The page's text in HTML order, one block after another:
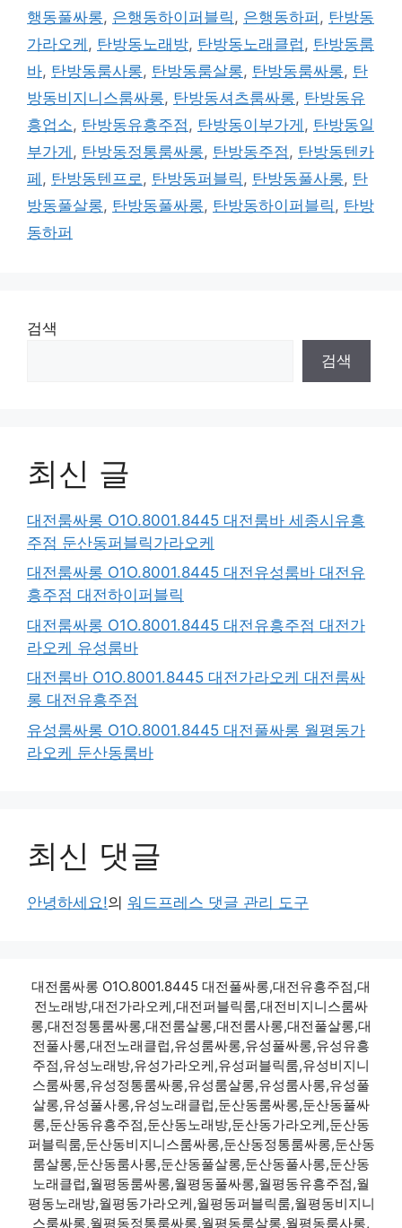
행동풀싸롱, 은행동하이퍼블릭 , 은행동하퍼 , 탄방동
가라오케 , 탄방동노래방, 탄방동노래클럽 , 탄방동룸
바, 탄방동룸사롱, 탄방동룸살롱, 탄방동룸싸롱, 탄
방동비지니스룸싸롱, 탄방동셔츠룸싸롱, 탄방동유
흥업소, 탄방동유흥주점 , 탄방동이부가게 , 탄방동일
부가게 , 탄방동정통룸싸롱, 탄방동주점 , 탄방동텐카
페 , 탄방동텐프로 , 탄방동퍼블릭 , 탄방동풀사롱, 탄
방동풀살롱, 탄방동풀싸롱, 탄방동하이퍼블릭 , 탄방
동하퍼
검색
검색
최신 글
대전룸싸롱 O1O.8001.8445 대전룸바 세종시유흥
주점 둔산동퍼블릭가라오케
대전룸싸롱 O1O.8001.8445 대전유성룸바 대전유
흥주점 대전하이퍼블릭
대전룸싸롱 O1O.8001.8445 대전유흥주점 대전가
라오케 유성룸바
대전룸바 O1O.8001.8445 대전가라오케 대전룸싸
롱 대전유흥주점
유성룸싸롱 O1O.8001.8445 대전풀싸롱 월평동가
라오케 둔산동룸바
최신 댓글
안녕하세요!의 워드프레스 댓글 관리 도구
대전룸싸롱 O1O.8001.8445 대전풀싸롱,대전유흥주점,대
전노래방,대전가라오케,대전퍼블릭룸,대전비지니스룸싸
롱,대전정통룸싸롱,대전룸살롱,대전룸사롱,대전풀살롱,대
전풀사롱,대전노래클럽,유성룸싸롱,유성풀싸롱,유성유흥
주점,유성노래방,유성가라오케,유성퍼블릭룸,유성비지니
스룸싸롱,유성정통룸싸롱,유성룸살롱,유성룸사롱,유성풀
살롱,유성풀사롱,유성노래클럽,둔산동룸싸롱,둔산동풀싸
롱,둔산동유흥주점,둔산동노래방,둔산동가라오케,둔산동
퍼블릭룸,둔산동비지니스룸싸롱,둔산동정통룸싸롱,둔산동
룸살롱,둔산동룸사롱,둔산동풀살롱,둔산동풀사롱,둔산동
노래클럽,월평동룸싸롱,월평동풀싸롱,월평동유흥주점,월
평동노래방,월평동가라오케,월평동퍼블릭룸,월평동비지니
스룸싸롱,월평동정통룸싸롱,월평동룸살롱,월평동룸사롱,